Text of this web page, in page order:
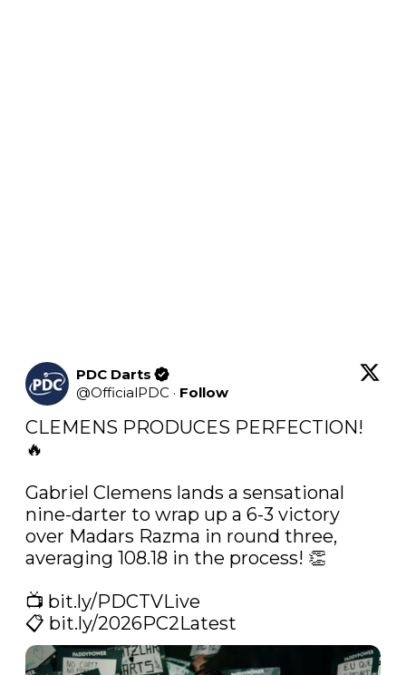
PDC Darts
@OfficialPDC · Follow
CLEMENS PRODUCES PERFECTION!
🔥
Gabriel Clemens lands a sensational
nine-darter to wrap up a 6-3 victory
over Madars Razma in round three,
averaging 108.18 in the process! 👏
📺 bit.ly/PDCTVLive
📋 bit.ly/2026PC2Latest